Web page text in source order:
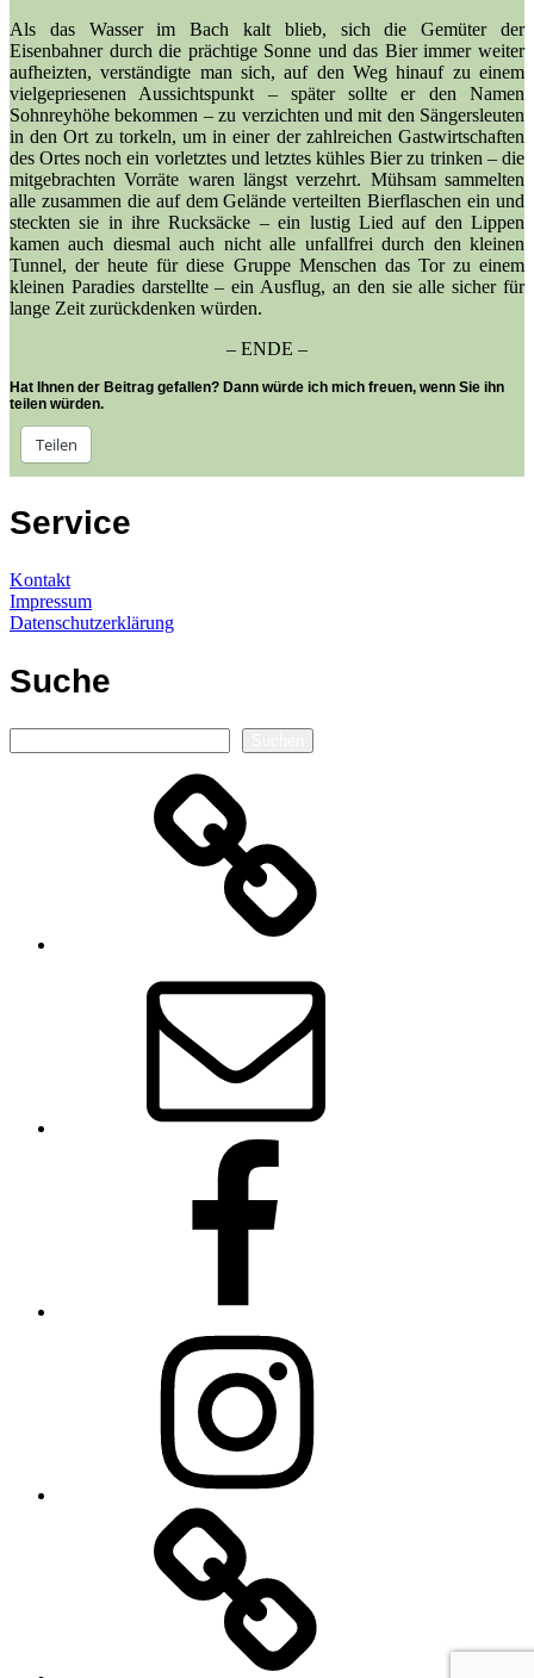
Als das Wasser im Bach kalt blieb, sich die Gemüter der
Eisenbahner durch die prächtige Sonne und das Bier immer weiter
aufheizten, verständigte man sich, auf den Weg hinauf zu einem
vielgepriesenen Aussichtspunkt – später sollte er den Namen
Sohnreyhöhe bekommen – zu verzichten und mit den Sängersleuten
in den Ort zu torkeln, um in einer der zahlreichen Gastwirtschaften
des Ortes noch ein vorletztes und letztes kühles Bier zu trinken – die
mitgebrachten Vorräte waren längst verzehrt. Mühsam sammelten
alle zusammen die auf dem Gelände verteilten Bierflaschen ein und
steckten sie in ihre Rucksäcke – ein lustig Lied auf den Lippen
kamen auch diesmal auch nicht alle unfallfrei durch den kleinen
Tunnel, der heute für diese Gruppe Menschen das Tor zu einem
kleinen Paradies darstellte – ein Ausflug, an den sie alle sicher für
lange Zeit zurückdenken würden.
– ENDE –
Hat Ihnen der Beitrag gefallen? Dann würde ich mich freuen, wenn Sie ihn
teilen würden.
Teilen
Service
Kontakt
Impressum
Datenschutzerklärung
Suche